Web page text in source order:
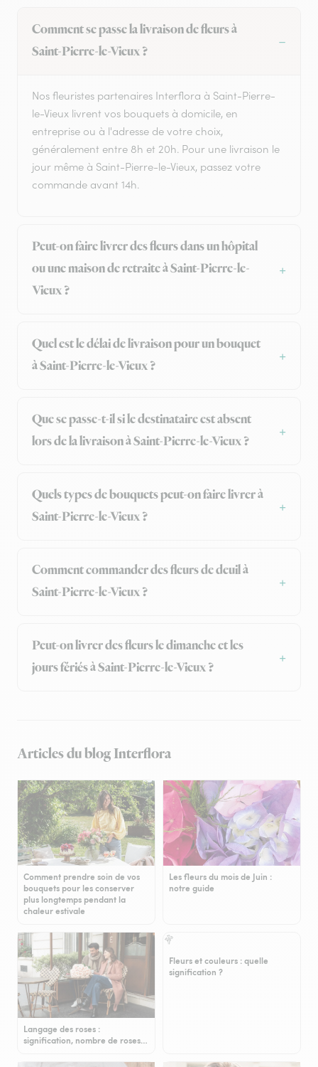
Comment se passe la livraison de fleurs à
Saint-Pierre-le-Vieux ?
Nos fleuristes partenaires Interflora à Saint-Pierre-
le-Vieux livrent vos bouquets à domicile, en
entreprise ou à l'adresse de votre choix,
généralement entre 8h et 20h. Pour une livraison le
jour même à Saint-Pierre-le-Vieux, passez votre
commande avant 14h.
Peut-on faire livrer des fleurs dans un hôpital
ou une maison de retraite à Saint-Pierre-le-
Vieux ?
Quel est le délai de livraison pour un bouquet
à Saint-Pierre-le-Vieux ?
Que se passe-t-il si le destinataire est absent
lors de la livraison à Saint-Pierre-le-Vieux ?
Quels types de bouquets peut-on faire livrer à
Saint-Pierre-le-Vieux ?
Comment commander des fleurs de deuil à
Saint-Pierre-le-Vieux ?
Peut-on livrer des fleurs le dimanche et les
jours fériés à Saint-Pierre-le-Vieux ?
Articles du blog Interflora
Comment prendre soin de vos
bouquets pour les conserver
plus longtemps pendant la
chaleur estivale
Les fleurs du mois de Juin :
notre guide
Langage des roses :
signification, nombre de roses…
Fleurs et couleurs : quelle
signification ?